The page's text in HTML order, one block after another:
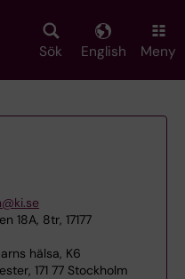
Sök English Meny
18A, 8tr, 17177
hälsa, K6
171 77 Stockholm